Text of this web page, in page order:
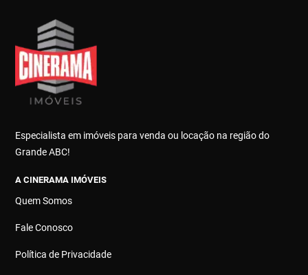
Especialista em imóveis para venda ou locação na região do
Grande ABC!
A CINERAMA IMÓVEIS
Quem Somos
Fale Conosco
Política de Privacidade